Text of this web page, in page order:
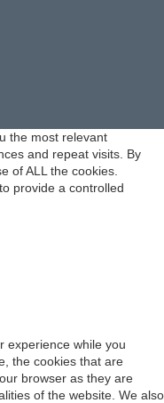
the most relevant
and repeat visits. By
of ALL the cookies.
provide a controlled
experience while you
the cookies that are
browser as they are
of the website. We also